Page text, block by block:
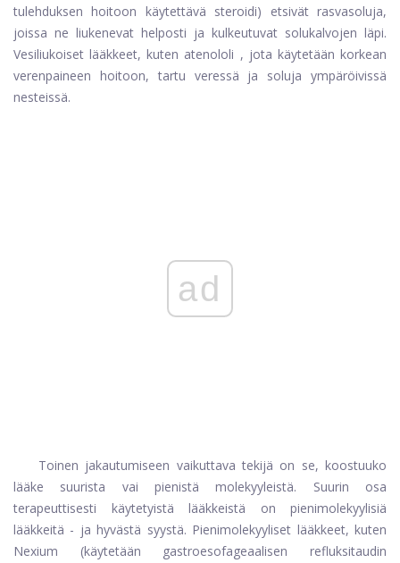
tulehduksen hoitoon käytettävä steroidi) etsivät rasvasoluja,
joissa ne liukenevat helposti ja kulkeutuvat solukalvojen läpi.
Vesiliukoiset lääkkeet, kuten atenololi , jota käytetään korkean
verenpaineen hoitoon, tartu veressä ja soluja ympäröivissä
nesteissä.
ad
Toinen jakautumiseen vaikuttava tekijä on se, koostuuko
lääke suurista vai pienistä molekyyleistä. Suurin osa
terapeuttisesti käytetyistä lääkkeistä on pienimolekyylisiä
lääkkeitä - ja hyvästä syystä. Pienimolekyyliset lääkkeet, kuten
Nexium
(käytetään gastroesofageaalisen refluksitaudin